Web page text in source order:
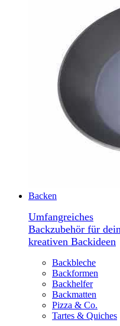
Backen
Umfangreiches
Backzubehör für
kreativen Backideen
Backbleche
Backformen
Backhelfer
Backmatten
Pizza & Co.
Tartes & Quiches